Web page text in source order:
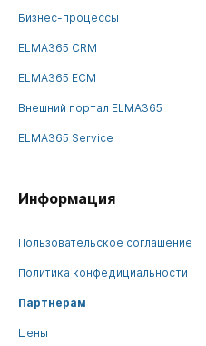
Бизнес-процессы
ELMA365 CRM
ELMA365 ECM
Внешний портал ELMA365
ELMA365 Service
Информация
Пользовательское соглашение
Политика конфедициальности
Партнерам
Цены